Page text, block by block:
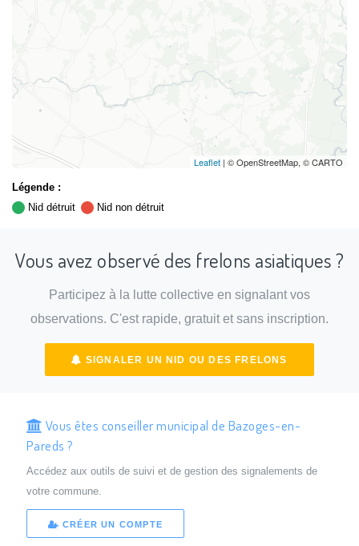
Leaflet | © OpenStreetMap, © CARTO
Légende :
Nid détruit
Nid non détruit
Vous avez observé des frelons asiatiques ?
Participez à la lutte collective en signalant vos
observations. C'est rapide, gratuit et sans inscription.
SIGNALER UN NID OU DES FRELONS
Vous êtes conseiller municipal de Bazoges-en-
Pareds ?
Accédez aux outils de suivi et de gestion des signalements de
votre commune.
CRÉER UN COMPTE